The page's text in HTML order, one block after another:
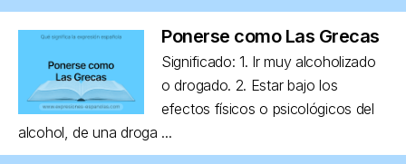
Ponerse como Las Grecas
Significado: 1. Ir muy alcoholizado
o drogado. 2. Estar bajo los
efectos físicos o psicológicos del
alcohol, de una droga ...